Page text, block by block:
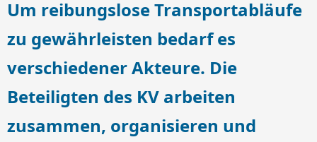
Um reibungslose Transportabläufe
zu gewährleisten bedarf es
verschiedener Akteure. Die
Beteiligten des KV arbeiten
zusammen, organisieren und